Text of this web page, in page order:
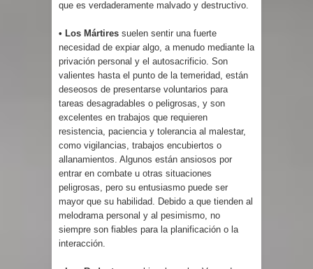
que es verdaderamente malvado y destructivo.
• Los Mártires suelen sentir una fuerte
necesidad de expiar algo, a menudo mediante la
privación personal y el autosacrificio. Son
valientes hasta el punto de la temeridad, están
deseosos de presentarse voluntarios para
tareas desagradables o peligrosas, y son
excelentes en trabajos que requieren
resistencia, paciencia y tolerancia al malestar,
como vigilancias, trabajos encubiertos o
allanamientos. Algunos están ansiosos por
entrar en combate u otras situaciones
peligrosas, pero su entusiasmo puede ser
mayor que su habilidad. Debido a que tienden al
melodrama personal y al pesimismo, no
siempre son fiables para la planificación o la
interacción.